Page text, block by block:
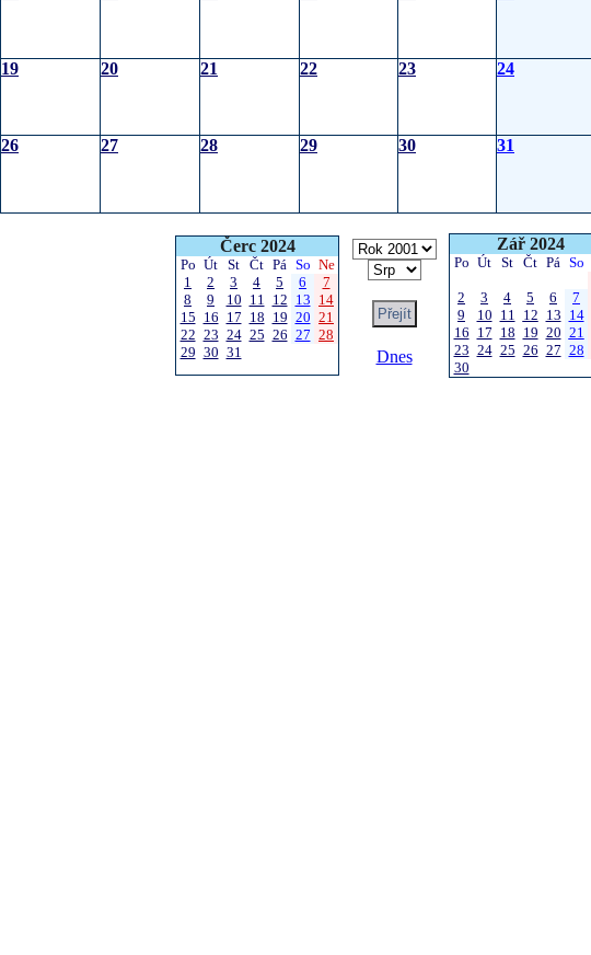
19 20 21 22 23 24
26 27 28 29 30 31
Čerc 2024
Po Út St Čt Pá So Ne
1
2 3 4 5 6
7
8
9 10 11 12 13 14
15 16 17 18 19 20 21
22 23 24 25 26 27 28
29 30 31 Dnes
Zář 2024
Po Út St Čt Pá So
2
3 4 5 6 7
9
10 11 12 13 14
16 17 18 19 20 21
23 24 25 26 27 28
30